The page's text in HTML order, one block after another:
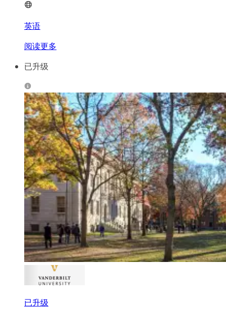
英语
阅读更多
已升级
已升级